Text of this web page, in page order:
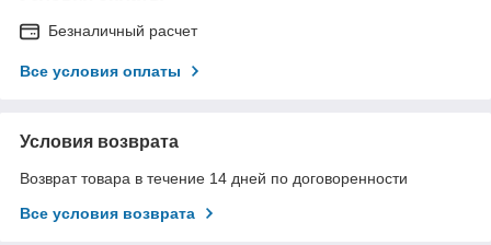
Безналичный расчет
Все условия оплаты
Условия возврата
Возврат товара в течение 14 дней по договоренности
Все условия возврата